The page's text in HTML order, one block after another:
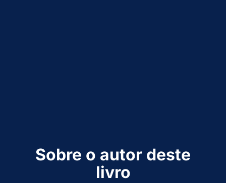
Sobre o autor deste
livro